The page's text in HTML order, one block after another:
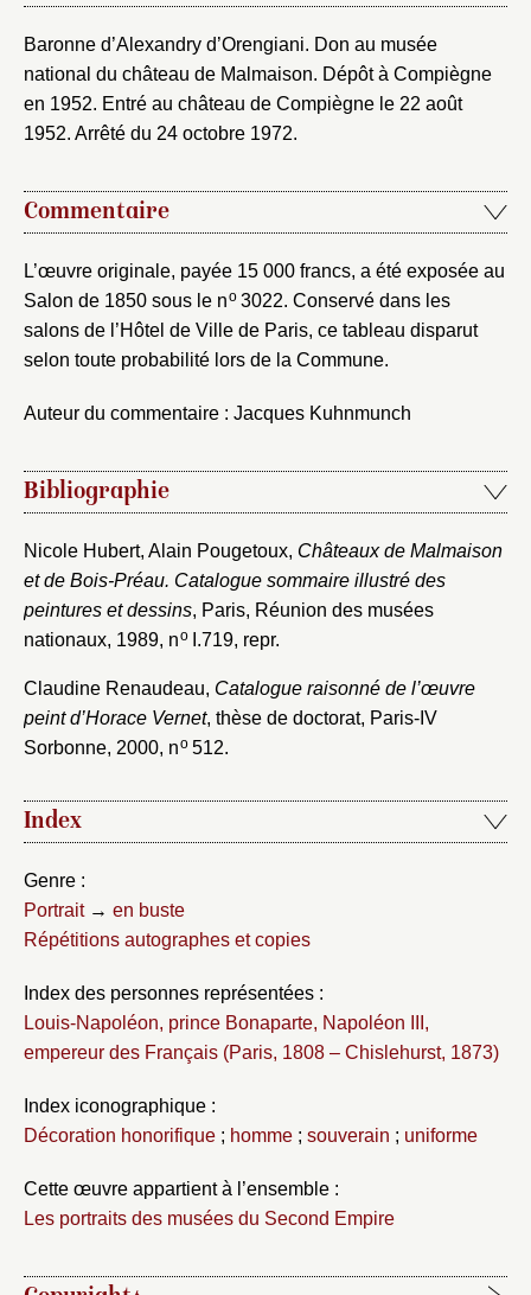
Baronne d’Alexandry d’Orengiani. Don au musée
national du château de Malmaison. Dépôt à Compiègne
en 1952. Entré au château de Compiègne le 22 août
1952. Arrêté du 24 octobre 1972.
Commentaire
L’œuvre originale, payée 15 000 francs, a été exposée au
Salon de 1850 sous le no3022. Conservé dans les
salons de l’Hôtel de Ville de Paris, ce tableau disparut
selon toute probabilité lors de la Commune.
Auteur du commentaire : Jacques Kuhnmunch
Bibliographie
Nicole Hubert, Alain Pougetoux, Châteaux de Malmaison
et de Bois-Préau. Catalogue sommaire illustré des
peintures et dessins, Paris, Réunion des musées
nationaux, 1989, noI.719, repr.
Claudine Renaudeau, Catalogue raisonné de l’œuvre
peint d’Horace Vernet, thèse de doctorat, Paris-IV
Sorbonne, 2000, no512.
Index
Genre :
Portrait→ en buste
Répétitions autographes et copies
Index des personnes représentées :
Louis-Napoléon, prince Bonaparte, Napoléon III,
empereur des Français (Paris, 1808 – Chislehurst, 1873)
Index iconographique :
Décoration honorifique ; homme ; souverain ; uniforme
Cette œuvre appartient à l’ensemble :
Les portraits des musées du Second Empire
Créer et ajouter
Vous avez oublié votre mot de passe ?